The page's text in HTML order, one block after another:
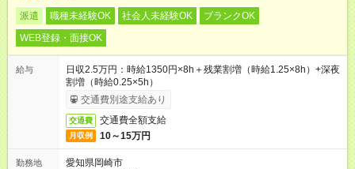
派遣 職種未経験OK 社会人未経験OK
ブランクOK
WEB登録・面接OK
給与
日収2.5万円：時給1350円×8h＋残業割増（時給1.25×8h）+深夜
割増（時給0.25×5h）
交通費別途支給あり
交通費 交通費全額支給
月収例 10～15万円
勤務地
愛知県岡崎市